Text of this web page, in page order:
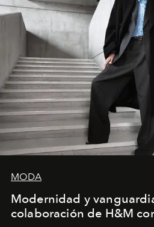
MODA
Modernidad y
colaboración de H&M